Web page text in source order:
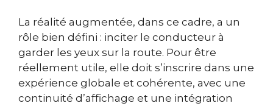
La réalité augmentée, dans ce cadre, a un
rôle bien défini : inciter le conducteur à
garder les yeux sur la route. Pour être
réellement utile, elle doit s’inscrire dans une
expérience globale et cohérente, avec une
continuité d’affichage et une intégration